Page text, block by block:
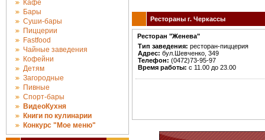
Кафе
Бары
Суши-бары
Пиццерии
Fastfood
Чайные заведения
Кофейни
Детям
Загородные
Пивные
Спорт-бары
ВидеоКухня
Книги по кулинарии
Конкурc "Мое меню"
Рестораны г. Черкассы
Ресторан "Женева"
Тип заведения: ресторан-пиццерия
Адрес: бул.Шевченко, 349
Телефон: (0472)73-95-97
Время работы: с 11.00 до 23.00